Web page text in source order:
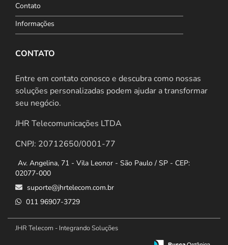
Contato
Informações
CONTATO
Entre em contato conosco e descubra como nossas
soluções personalizadas podem ajudar a transformar
seu negócio.
JHR Telecomunicações LTDA
CNPJ: 20712650/0001-77
Av. Angelina, 71 - Vila Leonor - São Paulo / SP - CEP:
02077-000
suporte@jhrtelecom.com.br
011 96907-3729
JHR Telecom - Integrando Soluções